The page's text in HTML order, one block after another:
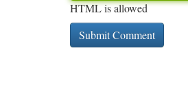
HTML is allowed